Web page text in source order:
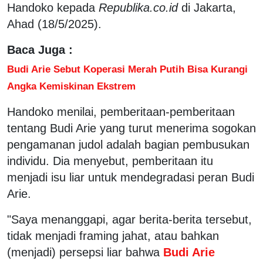
Handoko kepada Republika.co.iddi Jakarta,
Ahad (18/5/2025).
Baca Juga :
Budi Arie Sebut Koperasi Merah Putih Bisa Kurangi
Angka Kemiskinan Ekstrem
Handoko menilai, pemberitaan-pemberitaan
tentang Budi Arie yang turut menerima sogokan
pengamanan judol adalah bagian pembusukan
individu. Dia menyebut, pemberitaan itu
menjadi isu liar untuk mendegradasi peran Budi
Arie.
"Saya menanggapi, agar berita-berita tersebut,
tidak menjadi framing jahat, atau bahkan
(menjadi) persepsi liar bahwa Budi Arie